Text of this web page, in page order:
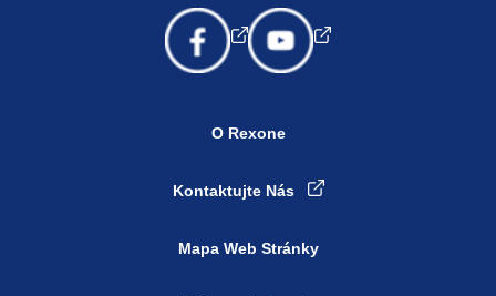
O Rexone
Kontaktujte Nás
Mapa Web Stránky